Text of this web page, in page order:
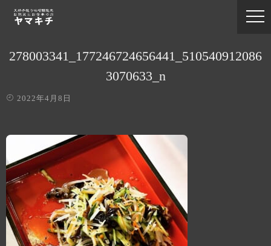
278003341_177246724656441_510540912086
3070633_n
2022年4月8日